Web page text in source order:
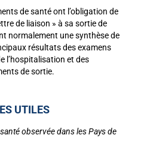
de santé ont l’obligation de
de liaison » à sa sortie de
normalement une synthèse de
résultats des examens
l’hospitalisation et des
de sortie.
UTILES
observée dans les Pays de